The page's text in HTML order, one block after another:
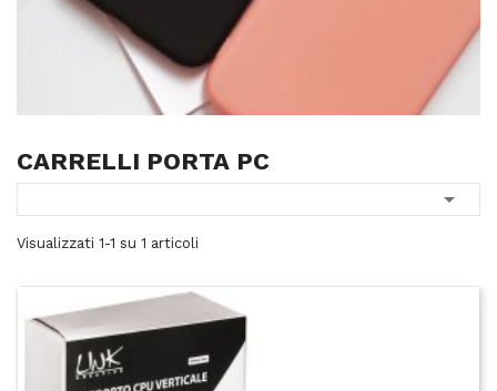
CARRELLI PORTA PC

Visualizzati 1-1 su 1 articoli